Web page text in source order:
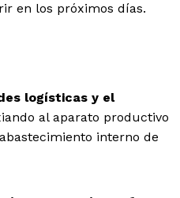
en los próximos días.
logísticas y el
al aparato productivo
interno de